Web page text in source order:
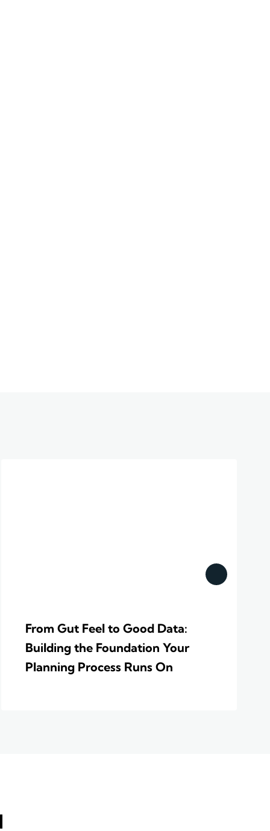
From Gut Feel to Good Data:
Building the Foundation Your
Planning Process Runs On